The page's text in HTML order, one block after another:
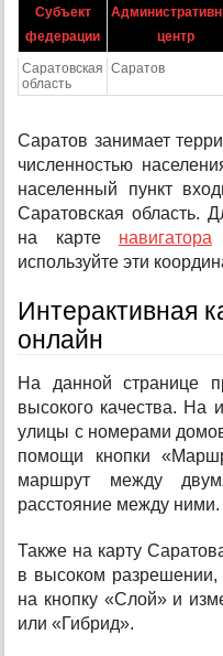
Субъект
федерации
центр
Саратовская
область
Саратов
Саратов занимает
численностью
населенный пункт
Саратовская область.
на карте навигатора
используйте эти
Интерактивная
онлайн
На данной странице
высокого качества. На
улицы с номерами
помощи кнопки
маршрут между
расстояние между ними.
Также на карту
в высоком разрешении,
на кнопку «Слой» и
или «Гибрид».